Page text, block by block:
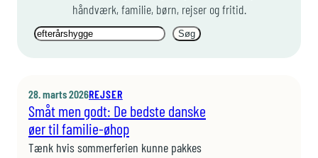
håndværk, familie, børn, rejser og fritid.
Søg
Søg
28. marts 2026REJSER
Småt men godt: De bedste danske
øer til familie-øhop
Tænk hvis sommerferien kunne pakkes